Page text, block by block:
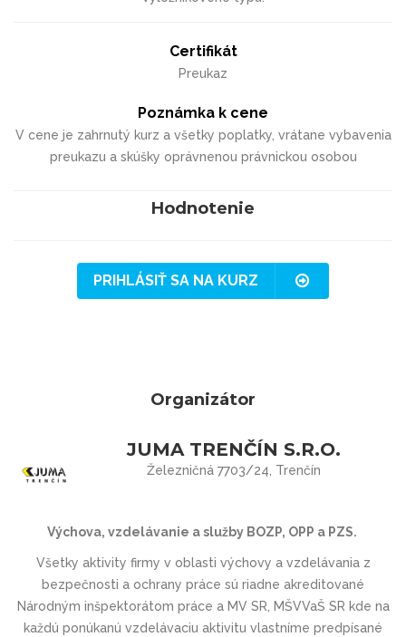
Certifikát
Preukaz
Poznámka k cene
V cene je zahrnutý kurz a všetky poplatky, vrátane vybavenia
preukazu a skúšky oprávnenou právnickou osobou
Hodnotenie
PRIHLÁSIŤ SA NA KURZ
Organizátor
JUMA TRENČÍN S.R.O.
Železničná 7703/24, Trenčín
Výchova, vzdelávanie a služby BOZP, OPP a PZS.
Všetky aktivity firmy v oblasti výchovy a vzdelávania z
bezpečnosti a ochrany práce sú riadne akreditované
Národným inšpektorátom práce a MV SR, MŠVVaŠ SR kde na
každú ponúkanú vzdelávaciu aktivitu vlastníme predpísané